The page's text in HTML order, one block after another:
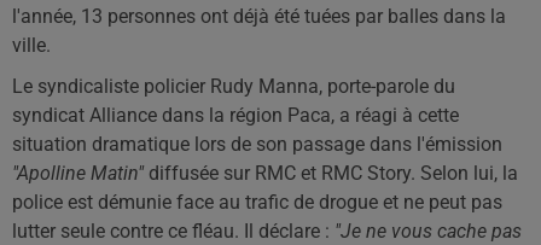
l'année, 13 personnes ont déjà été tuées par balles dans la
ville.
Le syndicaliste policier Rudy Manna, porte-parole du
syndicat Alliance dans la région Paca, a réagi à cette
situation dramatique lors de son passage dans l'émission
"Apolline Matin" diffusée sur RMC et RMC Story. Selon lui, la
police est démunie face au trafic de drogue et ne peut pas
lutter seule contre ce fléau. Il déclare : "Je ne vous cache pas